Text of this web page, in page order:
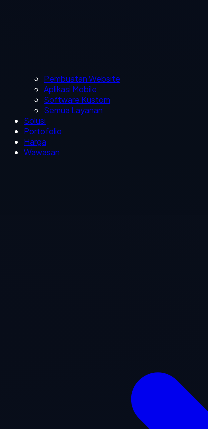
Pembuatan Website
Aplikasi Mobile
Software Kustom
Semua Layanan
Solusi
Portofolio
Harga
Wawasan